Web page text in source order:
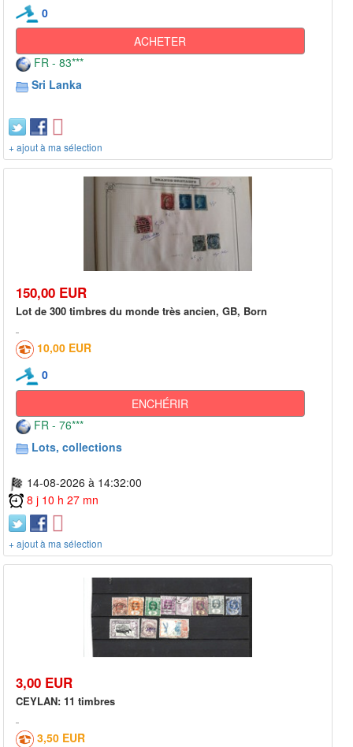
0
ACHETER
FR - 83***
Sri Lanka
+ ajout à ma sélection
150,00 EUR
Lot de 300 timbres du monde très ancien, GB, Born
10,00 EUR
0
ENCHÉRIR
FR - 76***
Lots, collections
14-08-2026 à 14:32:00
8 j 10 h 27 mn
+ ajout à ma sélection
3,00 EUR
CEYLAN: 11 timbres
3,50 EUR